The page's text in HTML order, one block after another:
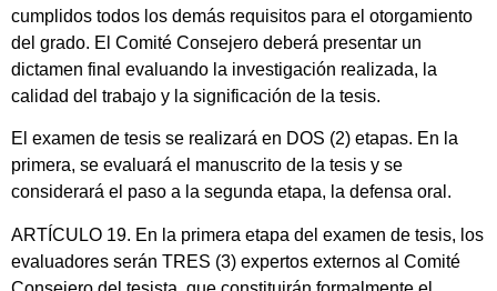
cumplidos todos los demás requisitos para el otorgamiento
del grado. El Comité Consejero deberá presentar un
dictamen final evaluando la investigación realizada, la
calidad del trabajo y la significación de la tesis.
El examen de tesis se realizará en DOS (2) etapas. En la
primera, se evaluará el manuscrito de la tesis y se
considerará el paso a la segunda etapa, la defensa oral.
ARTÍCULO 19. En la primera etapa del examen de tesis, los
evaluadores serán TRES (3) expertos externos al Comité